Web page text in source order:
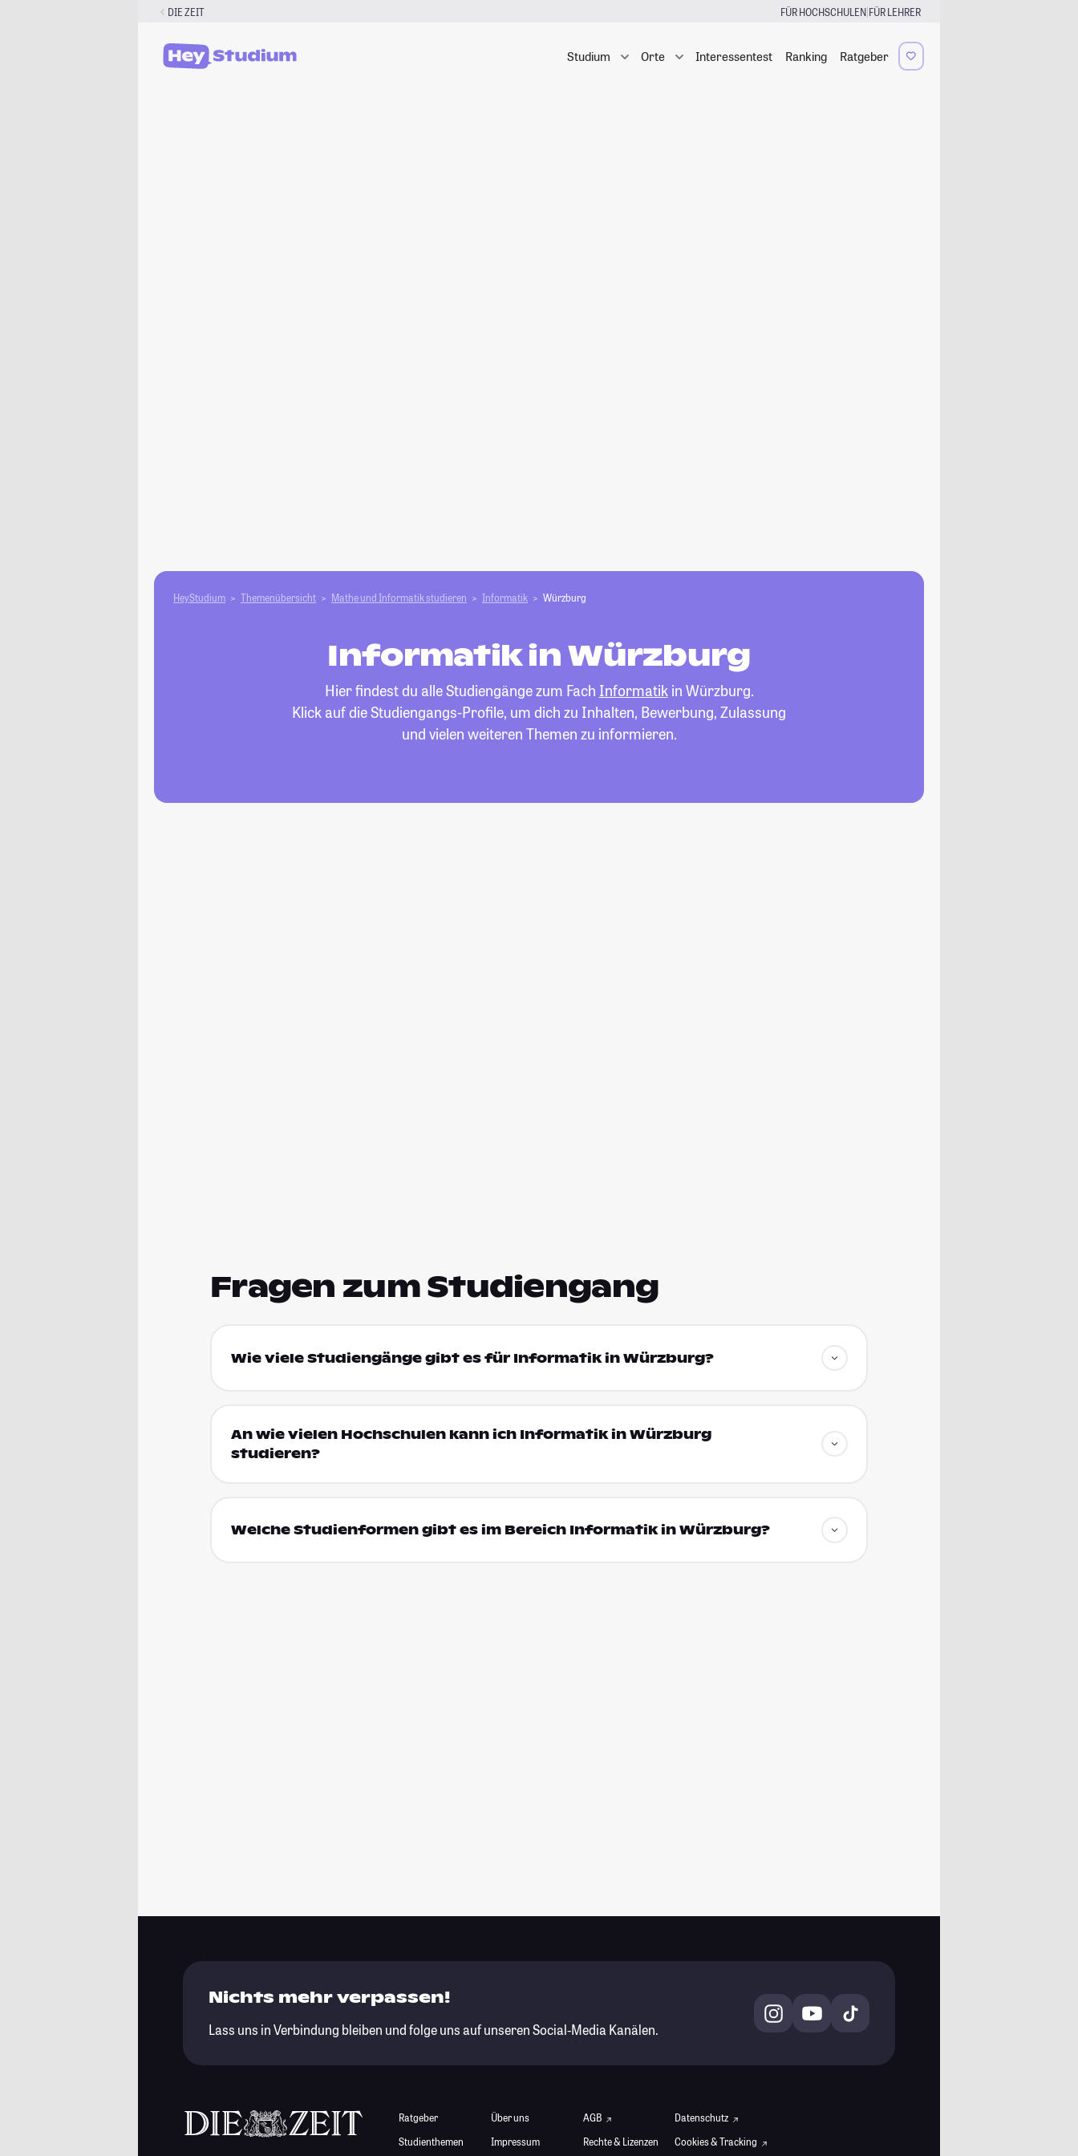
DIE ZEIT FÜR HOCHSCHULEN|FÜR LEHRER
Studium Orte Interessentest Ranking Ratgeber
HeyStudium Themenübersicht Mathe und Informatik studieren Informatik Würzburg
Informatik in Würzburg
Hier findest du alle Studiengänge zum Fach Informatikin Würzburg.
Klick auf die Studiengangs-Profile, um dich zu Inhalten, Bewerbung, Zulassung
und vielen weiteren Themen zu informieren.
Fragen zum Studiengang
Wie viele Studiengänge gibt es für Informatik in Würzburg?
An wie vielen Hochschulen kann ich Informatik in Würzburg
studieren?
Welche Studienformen gibt es im Bereich Informatik in Würzburg?
Nichts mehr verpassen!
Lass uns in Verbindung bleiben und folge uns auf unseren Social-Media Kanälen.
Ratgeber
Studienthemen
Über uns
Impressum
AGB
Rechte & Lizenzen
Datenschutz
Cookies & Tracking